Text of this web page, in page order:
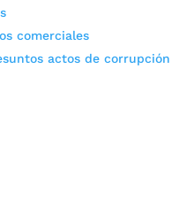
comerciales
actos de corrupción
Juan Carlos Cárdenas,
mejor iluminación en
Farfán / Prensa